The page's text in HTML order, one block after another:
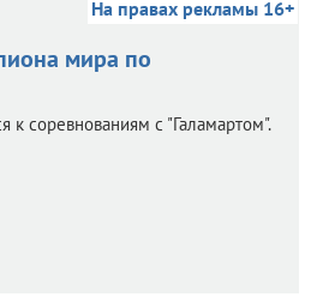
На правах рекламы 16+
мира по
к соревнованиям с "Галамартом".